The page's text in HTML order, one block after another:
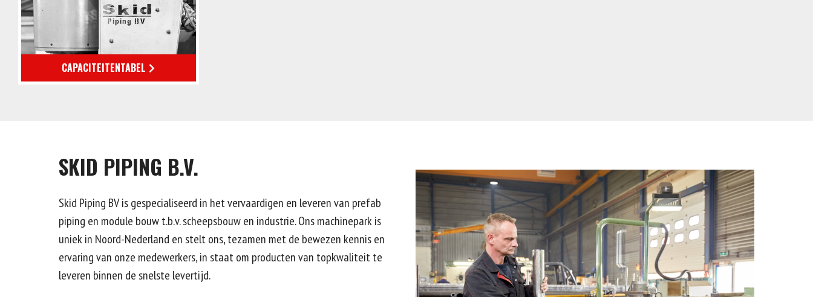
CAPACITEITENTABEL
SKID PIPING B.V.
Skid Piping BV is gespecialiseerd in het vervaardigen en leveren van prefab
piping en module bouw t.b.v. scheepsbouw en industrie. Ons machinepark is
uniek in Noord-Nederland en stelt ons, tezamen met de bewezen kennis en
ervaring van onze medewerkers, in staat om producten van topkwaliteit te
leveren binnen de snelste levertijd.